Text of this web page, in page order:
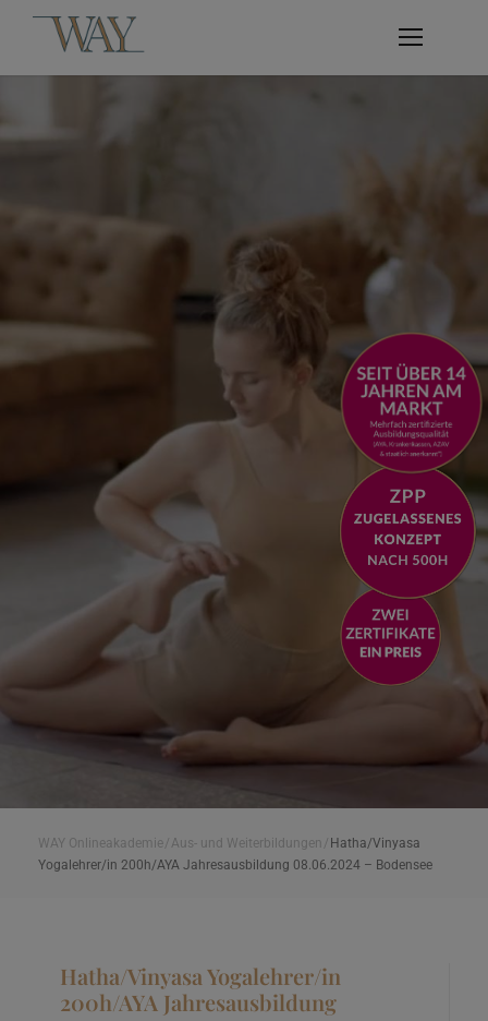
WAY Onlineakademie/ Aus- und Weiterbildungen / Hatha/Vinyasa
Yogalehrer/in 200h/AYA Jahresausbildung 08.06.2024 – Bodensee
Hatha/Vinyasa Yogalehrer/in
200h/AYA Jahresausbildung